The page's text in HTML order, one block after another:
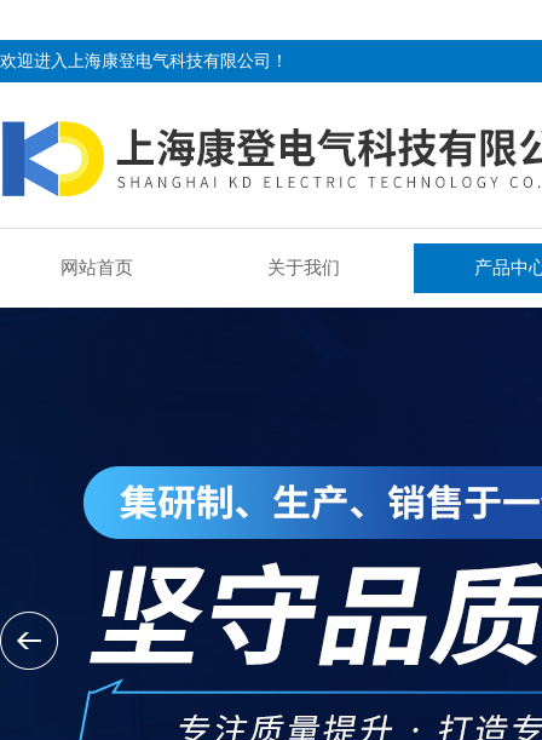
欢迎进入上海康登电气科技有限公司！
网站首页 关于我们 产品中